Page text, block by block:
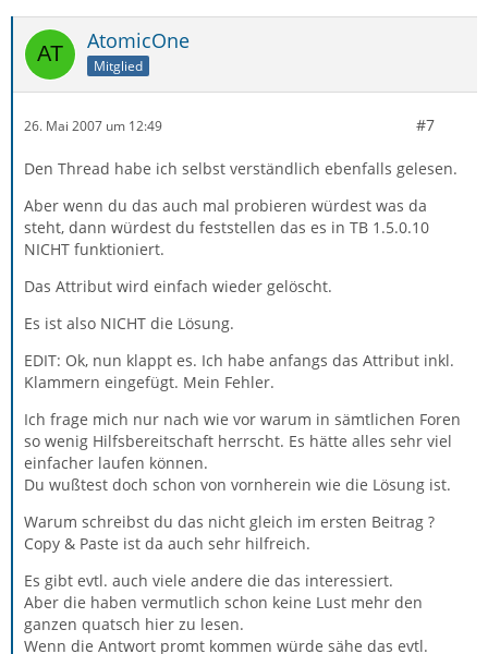
AtomicOne
Mitglied
26. Mai 2007 um 12:49 #7
Den Thread habe ich selbst verständlich ebenfalls gelesen.
Aber wenn du das auch mal probieren würdest was da
steht, dann würdest du feststellen das es in TB 1.5.0.10
NICHT funktioniert.
Das Attribut wird einfach wieder gelöscht.
Es ist also NICHT die Lösung.
EDIT: Ok, nun klappt es. Ich habe anfangs das Attribut inkl.
Klammern eingefügt. Mein Fehler.
Ich frage mich nur nach wie vor warum in sämtlichen Foren
so wenig Hilfsbereitschaft herrscht. Es hätte alles sehr viel
einfacher laufen können.
Du wußtest doch schon von vornherein wie die Lösung ist.
Warum schreibst du das nicht gleich im ersten Beitrag ?
Copy & Paste ist da auch sehr hilfreich.
Es gibt evtl. auch viele andere die das interessiert.
Aber die haben vermutlich schon keine Lust mehr den
ganzen quatsch hier zu lesen.
Wenn die Antwort promt kommen würde sähe das evtl.